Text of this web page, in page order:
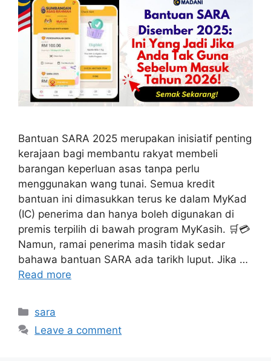
Bantuan SARA 2025 merupakan inisiatif penting
kerajaan bagi membantu rakyat membeli
barangan keperluan asas tanpa perlu
menggunakan wang tunai. Semua kredit
bantuan ini dimasukkan terus ke dalam MyKad
(IC) penerima dan hanya boleh digunakan di
premis terpilih di bawah program MyKasih. 🛒💳
Namun, ramai penerima masih tidak sedar
bahawa bantuan SARA ada tarikh luput. Jika …
Read more
Categories
sara
Leave a comment